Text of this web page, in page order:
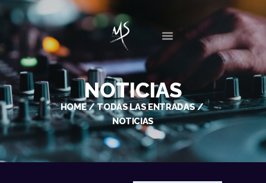
NOTICIAS
HOME
TODAS LAS ENTRADAS
NOTICIAS
INICIO
BIO
DISCOGRAFÍA
SESIONES
EVENTOS